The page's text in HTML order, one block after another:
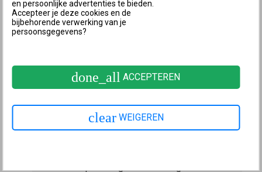
VPN (bijvoorbeeld Avast One, McAfee Total
Protection), kan de gebruikersinterface niet worden
geopend, omdat alle gegevensverkeer via de VPN-
Schakel de VPN-verbinding uit om de
gebruikersinterface te openen.
5 FRITZ!Box opnieuw opstarten
Koppel de FRITZ!Box gedurende 5 seconden los
en persoonlijke advertenties te bieden.
Accepteer je deze cookies en de
bijbehorende verwerking van je
persoonsgegevens?
done_all ACCEPTEREN
clear WEIGEREN